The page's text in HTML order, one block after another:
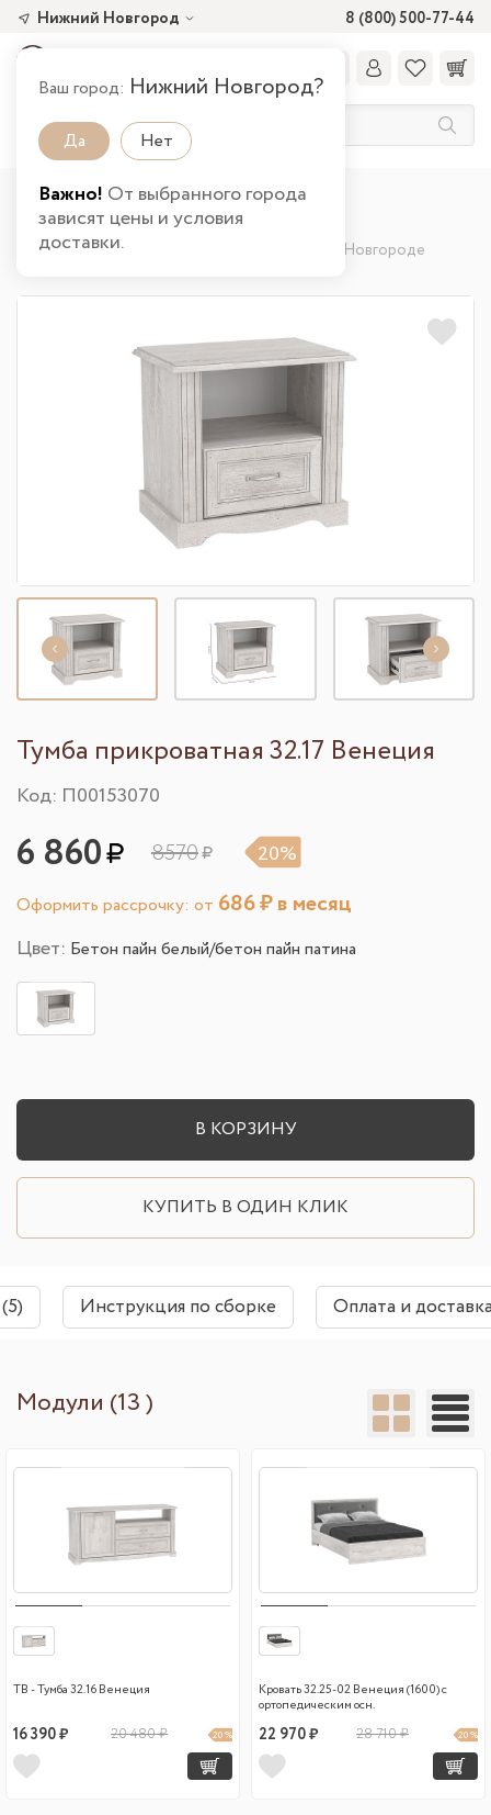
8 (800) 500-77-44
Нижний Новгород
Ваш город: Нижний Новгород?
Да Нет
Важно! От выбранного города
зависят цены и условия
доставки.
Главная Каталог товаров
Спальня
Тумбы прикроватные
Тумба прикроватная 32.17 Венеция в Нижнем Новгороде
Тумба прикроватная 32.17 Венеция
Код: П00153070
6 860 8570 20%
Оформить рассрочку: от 686₽ в месяц
Цвет: Бетон пайн белый/бетон пайн патина
В КОРЗИНУ
КУПИТЬ В ОДИН КЛИК
Инструкция по сборке Оплата и
Модули (13 )
ТВ - Тумба 32.16 Венеция
16 390 ₽ 20 480 ₽ 20 %
Кровать 32.25-02 Венеция (1600) с
ортопедическим осн.
22 970 ₽ 28 710 ₽ 20 %